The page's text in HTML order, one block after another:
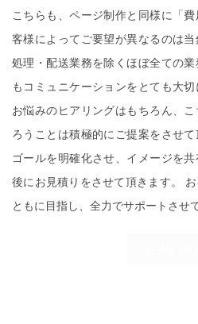
こちらも、ページ制作と同様に「
客様によってご要望が異なるのは
処理・配送業務を除くほぼ全ての
もコミュニケーションをとても大
お悩みのヒアリングはもちろん、
ろうことは積極的にご提案をさせて
ゴールを明確化させ、イメージを
後にお見積りをさせて頂きます。
ともに目指し、全力でサポートさせ